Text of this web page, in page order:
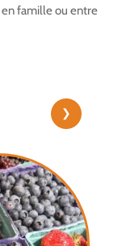
en famille ou entre